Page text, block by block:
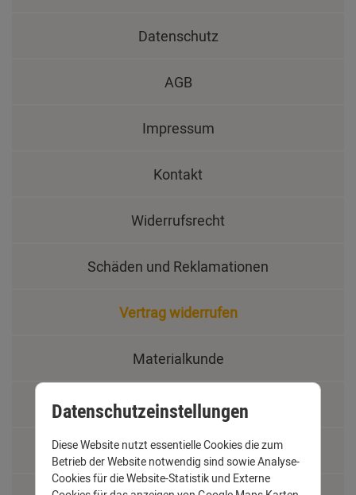
Datenschutz
AGB
Impressum
Kontakt
Widerrufsrecht
Schäden und Reklamationen
Vertrag widerrufen
Materialkunde
Fachbegriffe
Jobs
Datenschutzeinstellungen
Diese Website nutzt essentielle Cookies die zum
Betrieb der Website notwendig sind sowie Analyse-
Cookies für die Website-Statistik und Externe